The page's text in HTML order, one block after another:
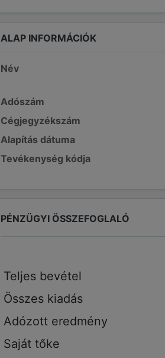
ALAP INFORMÁCIÓK
Név
Adószám
Cégjegyzékszám
Alapítás dátuma
Tevékenység kódja
PÉNZÜGYI ÖSSZEFOGLALÓ
Teljes bevétel
Összes kiadás
Adózott eredmény
Saját tőke